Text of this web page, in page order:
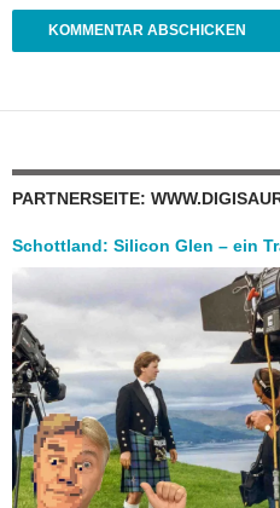
PARTNERSEITE:
Schottland: Silicon Glen – ein